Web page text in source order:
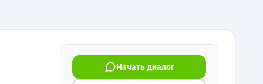
Начать диалог